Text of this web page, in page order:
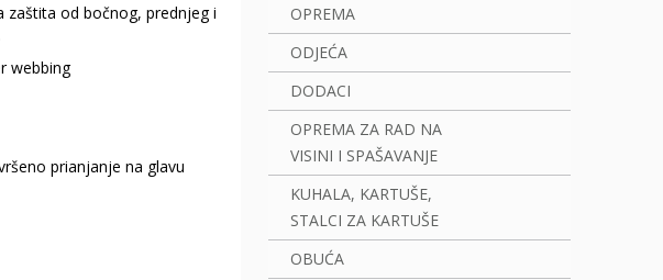
zaštita od bočnog, prednjeg i
webbing
prianjanje na glavu
OPREMA
ODJEĆA
DODACI
OPREMA ZA RAD NA
VISINI I SPAŠAVANJE
KUHALA, KARTUŠE,
STALCI ZA KARTUŠE
OBUĆA